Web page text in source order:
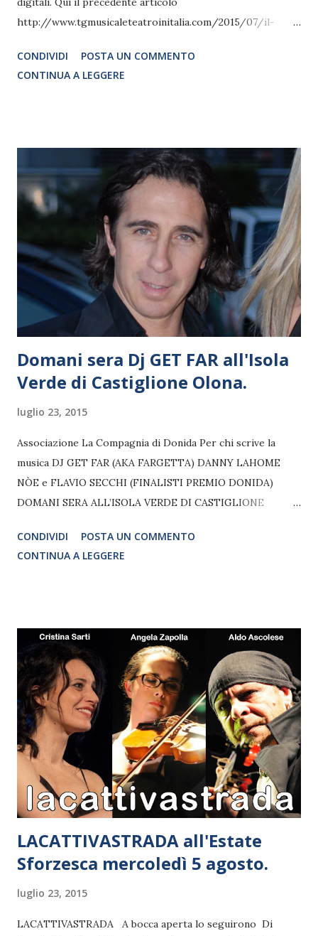
http://www.tgmusicaleteatroinitalia.com/2015/07/il-
questa giovane e promettente artista, ho avuto il piacere di
intervistarla e chiederle qualche curiosità.... Ciao Edea,
sei ispirata? Ciao! il piacere è il mio! Dunque, ti dirò...
quando ero piccola non avrei mai immaginato che, un
giorno, avrei fatto la cantante! sono sempre stata molto
timida, e non avrei mai creduto che un giorno sarei riuscita
a cantare davanti a qualcuno, sebbene cantare mi piacesse
da sempre! Ed è proprio la prima volta che ho messo piede
su un palco che ho capito che quella era la mia strada:
stranamente non avevo più paura...
CONDIVIDI
POSTA UN COMMENTO
CONTINUA A LEGGERE
Domani sera Dj GET FAR all'Isola
Verde di Castiglione Olona.
luglio 23, 2015
Associazione La Compagnia di Donida Per chi scrive la
musica DJ GET FAR (AKA FARGETTA) DANNY LAHOME
NÒE e FLAVIO SECCHI (FINALISTI PREMIO DONIDA)
DOMANI SERA ALL’ISOLA VERDE DI CASTIGLIONE
presso il parchetto de L’Isola Verde di Castiglione Olona
(via Antonio Gramsci) il dj GET FAR (aka Fargetta) animerà
Venegonese. MARIO FARGETTA - Appassionato di musica e
di calcio, comincia a fare il disc jockey durante la prima
adolescenza. A quattordici anni, in seguito alla scomparsa
del padre, prosegue gli studi informatici e svolge il
mestiere di tappezziere. Dopo aver vinto un concorso per
dj nel 1980, lavora per un breve periodo nella radio Super
Antenna di Monza alternandosi anche con la carriera
calcistica; nel 1987 (stagione sportiva 1986-1987) rinuncia
alla maglia di calcia...
CONDIVIDI
POSTA UN COMMENTO
CONTINUA A LEGGERE
LACATTIVASTRADA all'Estate
Sforzesca mercoledì 5 agosto.
luglio 23, 2015
LACATTIVASTRADA A bocca aperta lo seguirono Di